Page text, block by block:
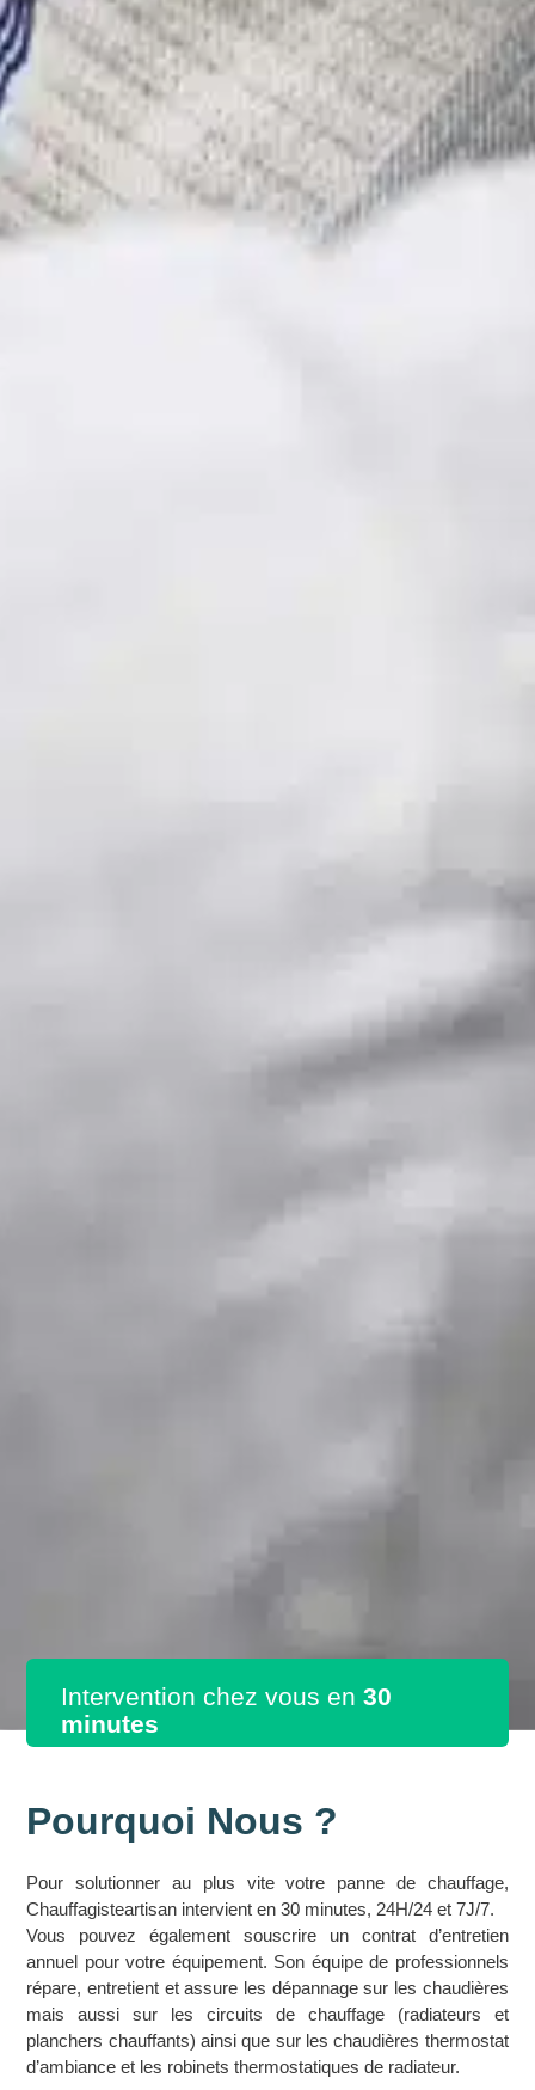
Intervention chez vous en 30
minutes
Pourquoi Nous ?
Pour solutionner au plus vite votre panne de chauffage,
Chauffagisteartisan intervient en 30 minutes, 24H/24 et 7J/7.
Vous pouvez également souscrire un contrat d’entretien
annuel pour votre équipement. Son équipe de professionnels
répare, entretient et assure les dépannage sur les chaudières
mais aussi sur les circuits de chauffage (radiateurs et
planchers chauffants) ainsi que sur les chaudières thermostat
d’ambiance et les robinets thermostatiques de radiateur.